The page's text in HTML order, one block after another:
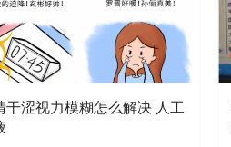
干涩视力模糊怎么解决 人工